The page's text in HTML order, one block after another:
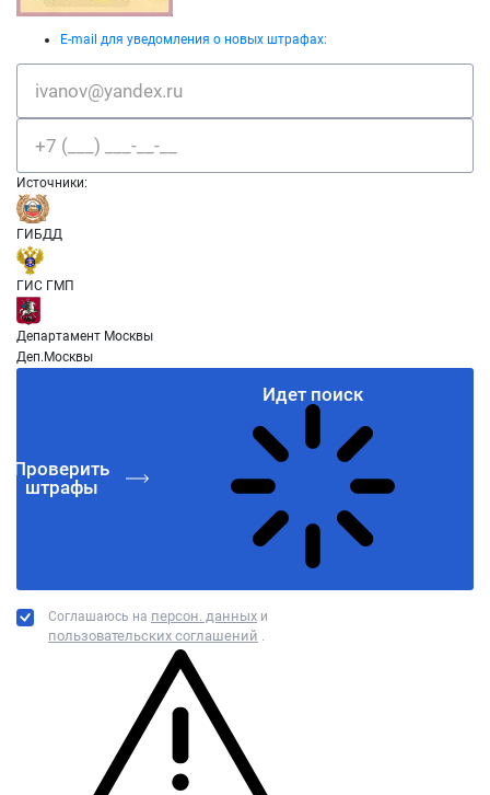
E-mail для уведомления о новых штрафах:
Источники:
ГИБДД
ГИС ГМП
Департамент Москвы
Деп.Москвы
Соглашаюсь на персон. данных и
пользовательских соглашений .
Проверить
штрафы
Идет поиск